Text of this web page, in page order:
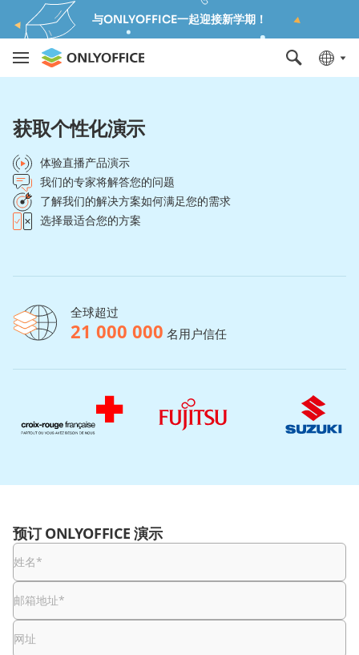
与ONLYOFFICE一起迎接新学期！
获取个性化演示
体验直播产品演示
我们的专家将解答您的问题
了解我们的解决方案如何满足您的需求
选择最适合您的方案
全球超过
21 000 000 名用户信任
预订 ONLYOFFICE 演示
姓名*
邮箱地址*
网址